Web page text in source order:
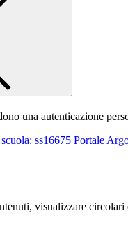
una autenticazione
ss16675 Portale
visualizzare